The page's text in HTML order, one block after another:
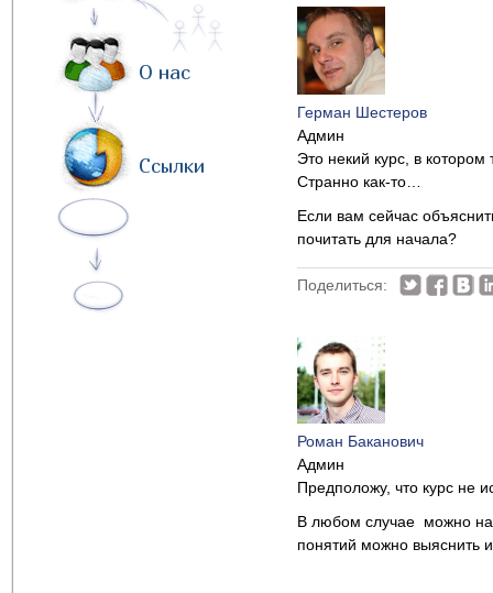
О нас
Ссылки
Герман Шестеров
Админ
Это некий курс, в
Странно как-то…
Если вам сейчас
почитать для начала?
Поделиться:
Роман Баканович
Админ
Предположу, что курс не
В любом случае можно
понятий можно выяснить